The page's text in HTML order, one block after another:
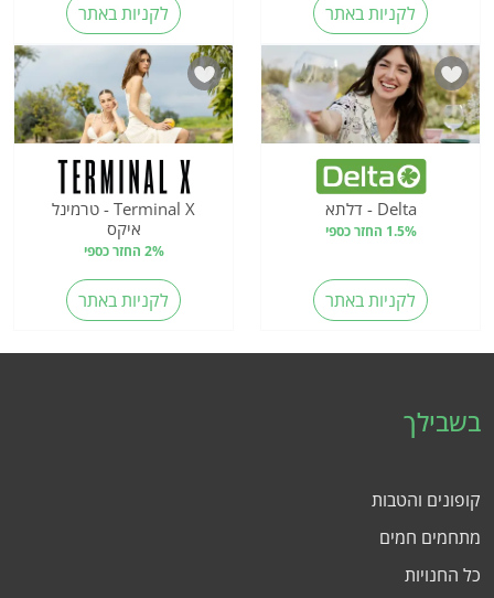
לקניות באתר לקניות באתר
Delta - דלתא
1.5% החזר כספי
לקניות באתר
Terminal X - טרמינל
איקס
2% החזר כספי
לקניות באתר
בשבילך
קופונים והטבות
מתחמים חמים
כל החנויות